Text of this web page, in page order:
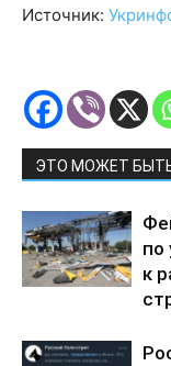
Источник:
ЭТО МОЖЕТ
по
к